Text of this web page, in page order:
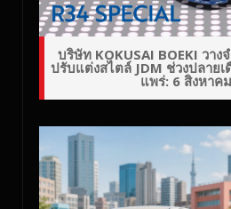
บริษัท KOKUSAI BOEKI วาง
ปรับแต่งสไตล์ JDM ช่วงปลาย
แพร่: 6 สิงหาค